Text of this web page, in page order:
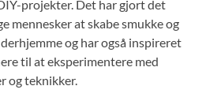
projekter. Det har gjort det
mennesker at skabe smukke og
og har også inspireret
til at eksperimentere med
og teknikker.